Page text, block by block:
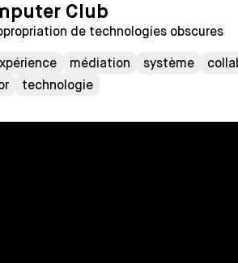
Club
de technologies obscures
médiation système
technologie